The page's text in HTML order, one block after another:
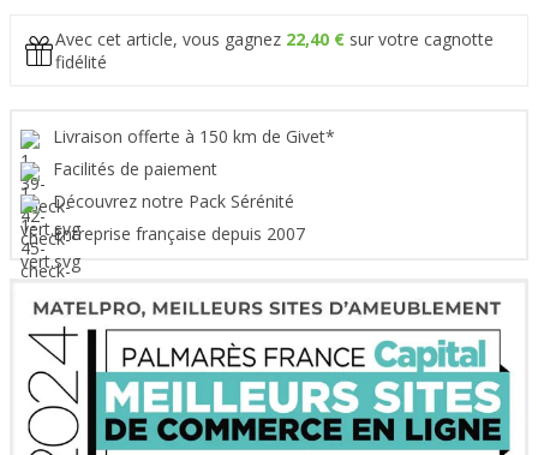
Avec cet article, vous gagnez 22,40 € sur votre cagnotte
fidélité
Livraison offerte à 150 km de Givet*
Facilités de paiement
Découvrez notre Pack Sérénité
Entreprise française depuis 2007